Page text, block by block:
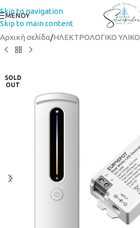
Skip to navigation
Skip to main content
ΜΕΝΟΥ
Αρχική σελίδα/ΗΛΕΚΤΡΟΛΟΓΙΚΟ ΥΛΙΚΟ
SOLD
OUT